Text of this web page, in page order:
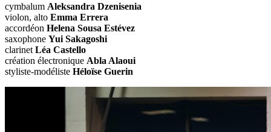
cymbalum Aleksandra Dzenisenia
violon, alto Emma Errera
accordéon Helena Sousa Estévez
saxophone Yui Sakagoshi
clarinet Léa Castello
création électronique Abla Alaoui
styliste-modéliste Héloïse Guerin